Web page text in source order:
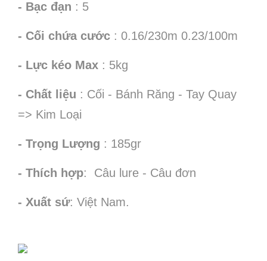
- Bạc đạn : 5
- Cối chứa cước : 0.16/230m 0.23/100m
- Lực kéo Max : 5kg
- Chất liệu : Cối - Bánh Răng - Tay Quay
=> Kim Loại
- Trọng Lượng : 185gr
- Thích hợp: Câu lure - Câu đơn
- Xuất sứ: Việt Nam.